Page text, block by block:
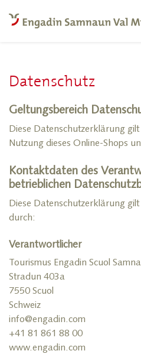
Datenschutz
Geltungsbereich
Diese Datenschutzerklärung
Nutzung dieses Online-Shops
Kontaktdaten des
betrieblichen
Diese Datenschutzerklärung
durch:
Verantwortlicher
Tourismus Engadin Scuol
Stradun 403a
7550 Scuol
Schweiz
info@engadin.com
+41 81 861 88 00
www.engadin.com